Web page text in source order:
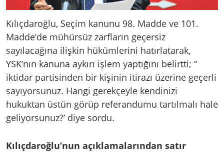
Kılıçdaroğlu, Seçim kanunu 98. Madde ve 101.
Madde’de mühürsüz zarfların geçersiz
sayılacağına ilişkin hükümlerini hatırlatarak,
YSK’nın kanuna aykırı işlem yaptığını belirtti; “
iktidar partisinden bir kişinin itirazı üzerine geçerli
sayıyorsunuz. Hangi gerekçeyle kendinizi
hukuktan üstün görüp referandumu tartılmalı hale
geliyorsunuz?’ diye sordu.
Kılıçdaroğlu’nun açıklamalarından satır